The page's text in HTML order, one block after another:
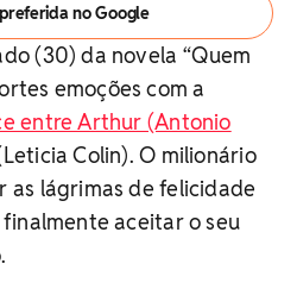
no Google
(30) da novela “Quem
emoções com a
entre Arthur (Antonio
Colin). O milionário
as lágrimas de felicidade
aceitar o seu